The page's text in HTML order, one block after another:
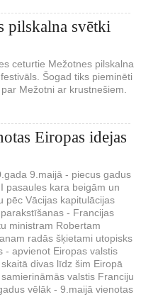
pilskalna svētki
ceturtie Mežotnes pilskalna
Šogad tiks pieminēti
Mežotni ar krustnešiem.
Eiropas idejas
9.maijā - piecus gadus
pasaules kara beigām un
pēc Vācijas kapitulācijas
- Francijas
ministram Robertam
radās šķietami utopisks
- apvienot Eiropas valstis
divas līdz šim Eiropā
valstis Franciju
vēlāk - 9.maijā vienotas